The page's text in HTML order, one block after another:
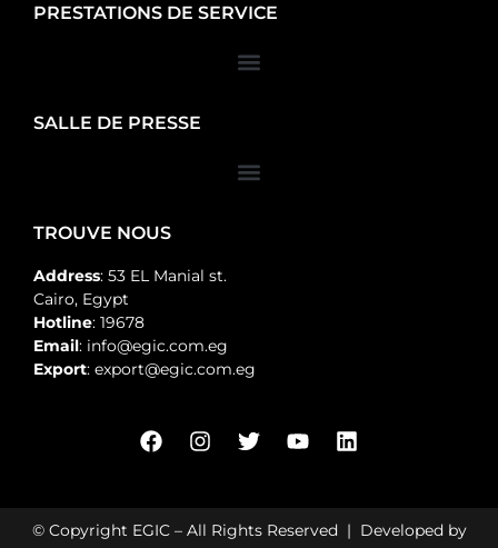
PRESTATIONS DE SERVICE
SALLE DE PRESSE
TROUVE NOUS
Address: 53 EL Manial st.
Cairo, Egypt
Hotline: 19678
Email: info@egic.com.eg
Export: export@egic.com.eg
© Copyright EGIC – All Rights Reserved | Developed by